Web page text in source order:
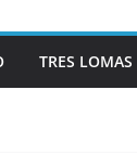
TRES LOMAS